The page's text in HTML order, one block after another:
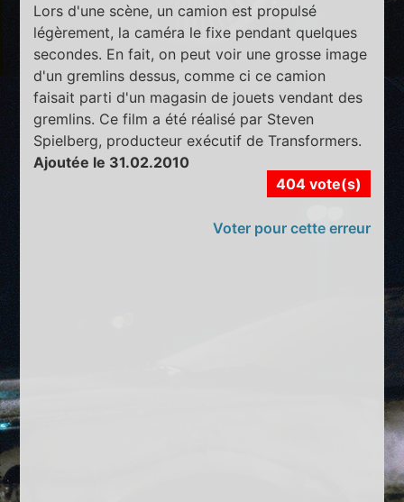
Lors d'une scène, un camion est propulsé
légèrement, la caméra le fixe pendant quelques
secondes. En fait, on peut voir une grosse image
d'un gremlins dessus, comme ci ce camion
faisait parti d'un magasin de jouets vendant des
gremlins. Ce film a été réalisé par Steven
Spielberg, producteur exécutif de Transformers.
Ajoutée le 31.02.2010
404 vote(s)
Voter pour cette erreur